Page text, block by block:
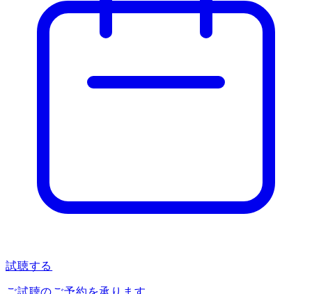
試聴する
ご試聴のご予約を承ります